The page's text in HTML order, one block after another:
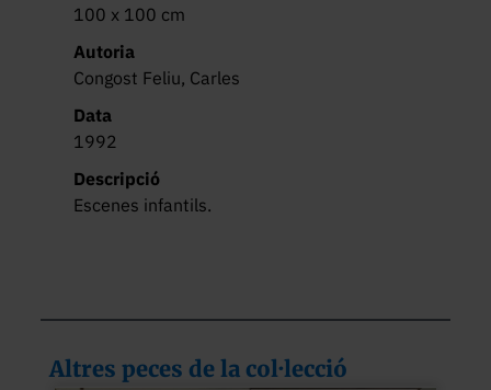
100 x 100 cm
Autoria
Congost Feliu, Carles
Data
1992
Descripció
Escenes infantils.
Altres peces de la col·lecció